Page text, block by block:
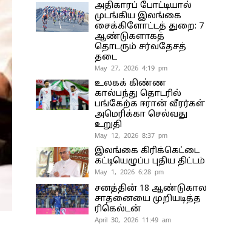
அதிகாரப் போட்டியால்
முடங்கிய இலங்கை
சைக்கிளோட்டத் துறை: 7
ஆண்டுகளாகத்
தொடரும் சர்வதேசத்
தடை
May 27, 2026 4:19 pm
உலகக் கிண்ண
கால்பந்து தொடரில்
பங்கேற்க ஈரான் வீரர்கள்
அமெரிக்கா செல்வது
உறுதி
May 12, 2026 8:37 pm
இலங்கை கிரிக்கெட்டை
கட்டியெழுப்ப புதிய திட்டம்
May 1, 2026 6:28 pm
சனத்தின் 18 ஆண்டுகால
சாதனையை முறியடித்த
ரிகெல்டன்
April 30, 2026 11:49 am